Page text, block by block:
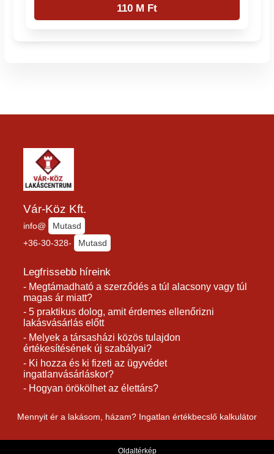
110 M Ft
Vár-Köz Kft.
info@
Mutasd
+36-30-328-
Mutasd
Legfrissebb híreink
- Megtámadható a szerződés a túl alacsony vagy túl
magas ár miatt?
- 5 praktikus dolog, amit érdemes ellenőrizni
lakásvásárlás előtt
- Melyek a társasházi közös tulajdon
értékesítésének új szabályai?
- Ki hozza és ki fizeti az ügyvédet
ingatlanvásárláskor?
- Hogyan örökölhet az élettárs?
Mennyit ér a lakásom, házam? Ingatlan értékbecslő kalkulátor
Oldaltérkép